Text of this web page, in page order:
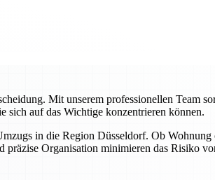
Mit unserem professionellen Team
sich auf das Wichtige konzentrieren können.
in die Region Düsseldorf. Ob Wohnung
Organisation minimieren das Risiko